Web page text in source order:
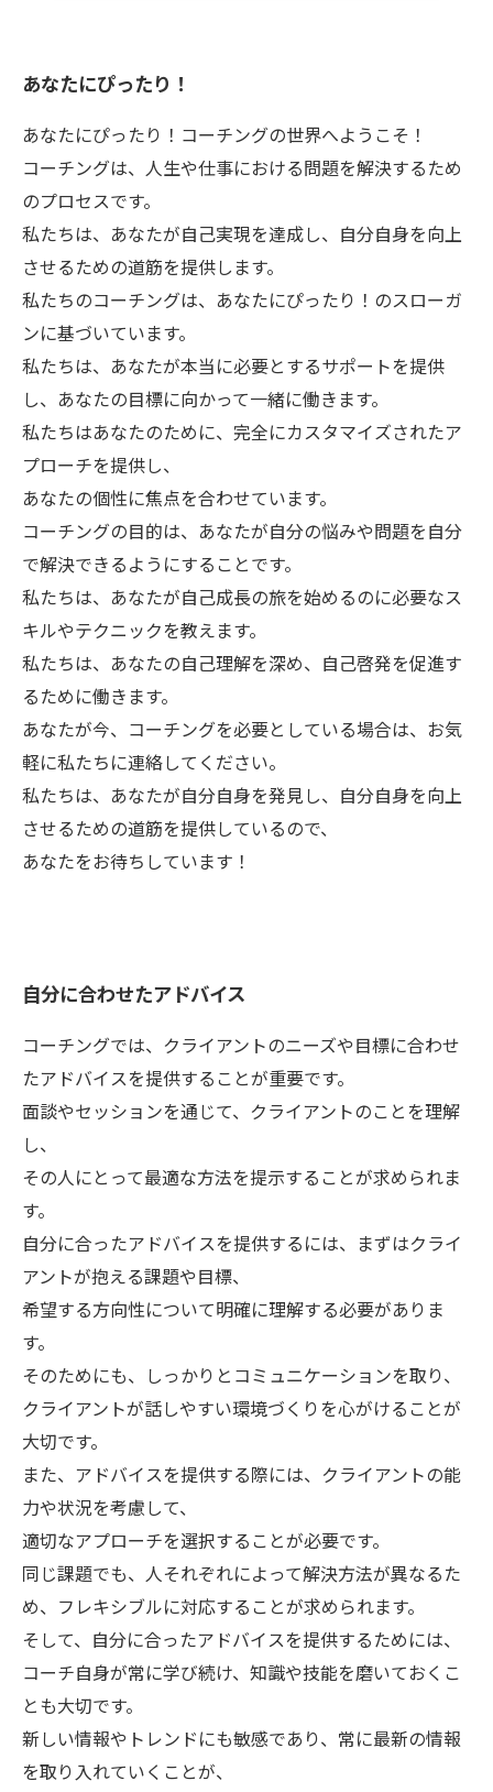
あなたにぴったり！
あなたにぴったり！コーチングの世界へようこそ！
コーチングは、人生や仕事における問題を解決するため
のプロセスです。
私たちは、あなたが自己実現を達成し、自分自身を向上
させるための道筋を提供します。
私たちのコーチングは、あなたにぴったり！のスローガ
ンに基づいています。
私たちは、あなたが本当に必要とするサポートを提供
し、あなたの目標に向かって一緒に働きます。
私たちはあなたのために、完全にカスタマイズされたア
プローチを提供し、
あなたの個性に焦点を合わせています。
コーチングの目的は、あなたが自分の悩みや問題を自分
で解決できるようにすることです。
私たちは、あなたが自己成長の旅を始めるのに必要なス
キルやテクニックを教えます。
私たちは、あなたの自己理解を深め、自己啓発を促進す
るために働きます。
あなたが今、コーチングを必要としている場合は、お気
軽に私たちに連絡してください。
私たちは、あなたが自分自身を発見し、自分自身を向上
させるための道筋を提供しているので、
あなたをお待ちしています！
自分に合わせたアドバイス
コーチングでは、クライアントのニーズや目標に合わせ
たアドバイスを提供することが重要です。
面談やセッションを通じて、クライアントのことを理解
し、
その人にとって最適な方法を提示することが求められま
す。
自分に合ったアドバイスを提供するには、まずはクライ
アントが抱える課題や目標、
希望する方向性について明確に理解する必要がありま
す。
そのためにも、しっかりとコミュニケーションを取り、
クライアントが話しやすい環境づくりを心がけることが
大切です。
また、アドバイスを提供する際には、クライアントの能
力や状況を考慮して、
適切なアプローチを選択することが必要です。
同じ課題でも、人それぞれによって解決方法が異なるた
め、フレキシブルに対応することが求められます。
そして、自分に合ったアドバイスを提供するためには、
コーチ自身が常に学び続け、知識や技能を磨いておくこ
とも大切です。
新しい情報やトレンドにも敏感であり、常に最新の情報
を取り入れていくことが、